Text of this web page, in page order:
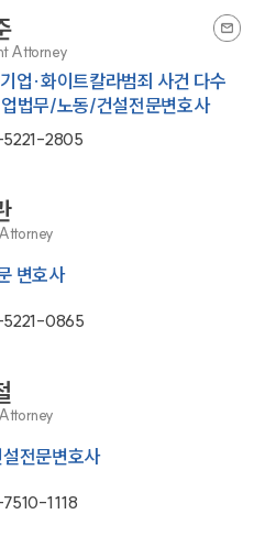
Attorney
업·화이트칼라범죄 사건 다수
법무/노동/건설전문변호사
2805
변호사
0865
전문변호사
1118